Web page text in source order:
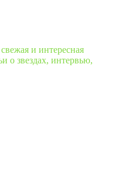
и интересная
о звездах, интервью,